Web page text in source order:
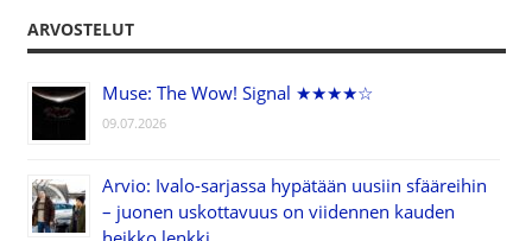
ARVOSTELUT
Muse: The Wow! Signal ★★★★☆
09.07.2026
Arvio: Ivalo-sarjassa hypätään uusiin sfääreihin
– juonen uskottavuus on viidennen kauden